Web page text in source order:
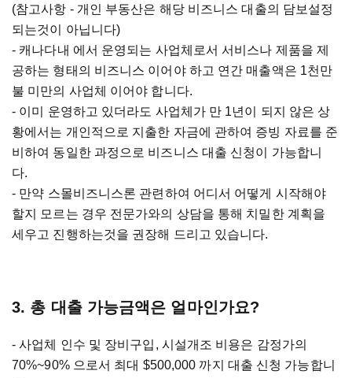
(참고사항 - 개인 부동산은 해당 비즈니스 대출의 담보설정
되는것이 아닙니다)
- 캐나다내 에서 운영되는 사업체로서 서비스나 제품을 제
공하는 형태의 비즈니스 이어야 하고 연간 매출액은 1천만
불 미만의 사업체 이어야 합니다.
- 이미 운영하고 있더라도 사업체가 만 1년이 되지 않은 상
황에서는 개인적으로 지출한 자금에 관하여 증빙 자료를 준
비하여 동일한 과정으로 비즈니스 대출 신청이 가능합니
다.
- 만약 스몰비즈니스론 관련하여 어디서 어떻게 시작해야
할지 모르는 경우 전문가와의 상담을 통해 치밀한 계획을
세우고 진행하는것을 권장해 드리고 있습니다.
3. 총 대출 가능금액은 얼마인가요?
- 사업체 인수 및 장비구입, 시설개조 비용은 감정가의
70%~90% 으로서 최대 $500,000 까지 대출 신청 가능합니